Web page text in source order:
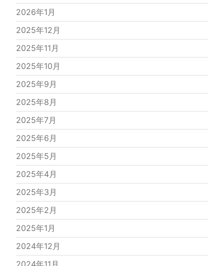
2026年1月
2025年12月
2025年11月
2025年10月
2025年9月
2025年8月
2025年7月
2025年6月
2025年5月
2025年4月
2025年3月
2025年2月
2025年1月
2024年12月